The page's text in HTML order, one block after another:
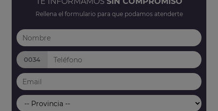
Rellena el formulario para que podamos atenderte
0034